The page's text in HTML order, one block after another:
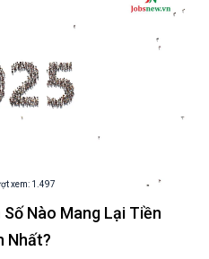
xem: 1.497
Nào Mang Lại Tiền
Nhất?